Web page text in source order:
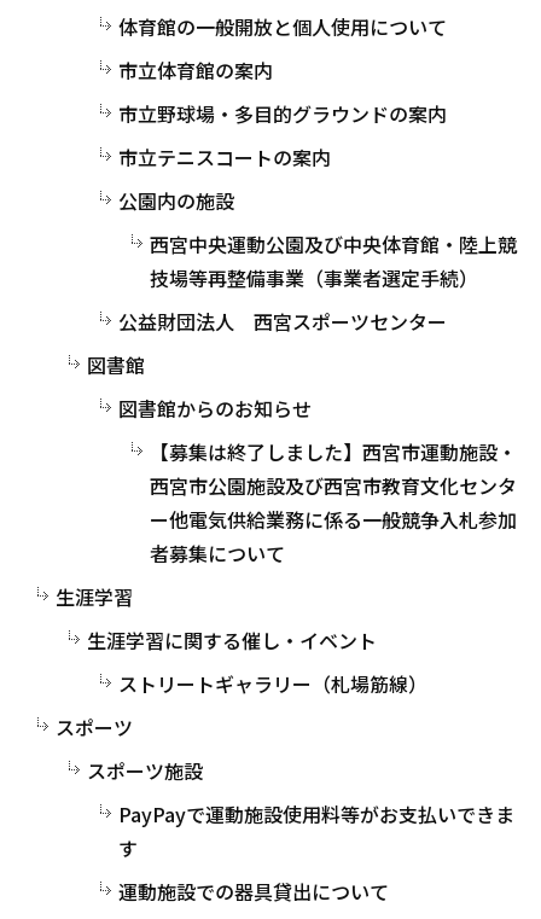
体育館の一般開放と個人使用について
市立体育館の案内
市立野球場・多目的グラウンドの案内
市立テニスコートの案内
公園内の施設
西宮中央運動公園及び中央体育館・陸上競
技場等再整備事業（事業者選定手続）
公益財団法人 西宮スポーツセンター
図書館
図書館からのお知らせ
【募集は終了しました】西宮市運動施設・
西宮市公園施設及び西宮市教育文化センタ
ー他電気供給業務に係る一般競争入札参加
者募集について
生涯学習
生涯学習に関する催し・イベント
ストリートギャラリー（札場筋線）
スポーツ
スポーツ施設
PayPayで運動施設使用料等がお支払いできま
す
運動施設での器具貸出について